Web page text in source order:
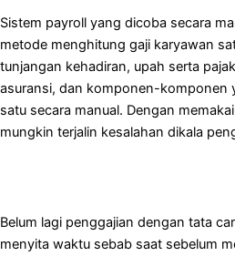
Sistem payroll yang dicoba secara
metode menghitung gaji karyawan
tunjangan kehadiran, upah serta
asuransi, dan komponen-komponen
satu secara manual. Dengan
mungkin terjalin kesalahan dikala
Belum lagi penggajian dengan tata
menyita waktu sebab saat sebelum